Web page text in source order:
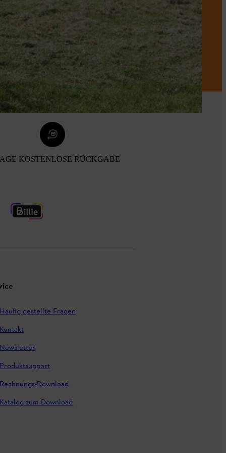
KOSTENLOSE RÜCKGABE
Häufig gestellte Fragen
Kontakt
Newsletter
Produktsupport
Rechnungs-Download
Katalog zum Download